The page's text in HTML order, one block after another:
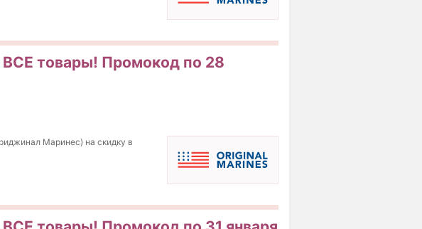
ВСЕ товары! Промокод по 28
Маринес) на скидку в